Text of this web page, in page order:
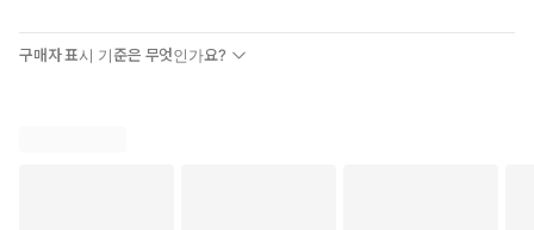
구매자 표시 기준은 무엇인가요?